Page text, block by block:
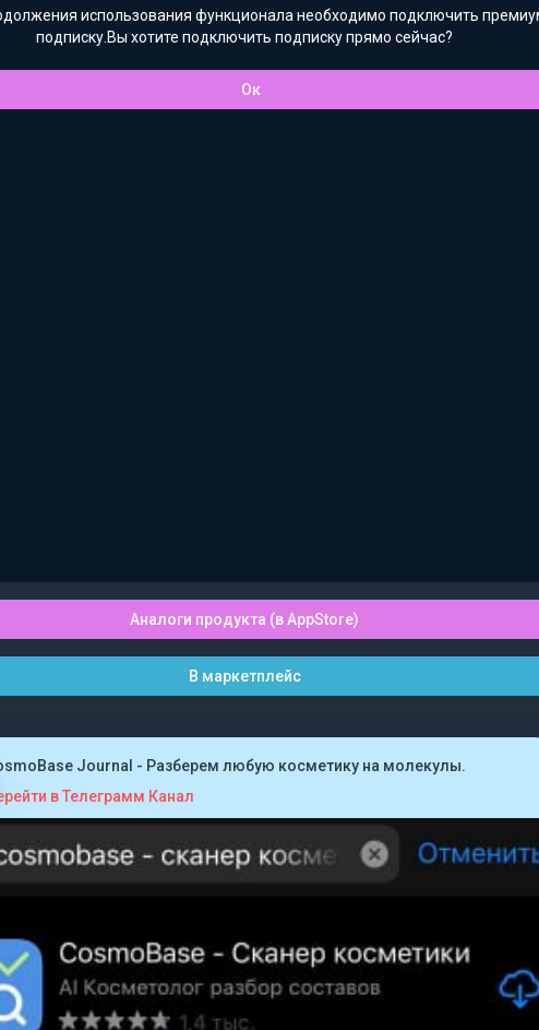
использования функционала необходимо подключить
подписку.Вы хотите подключить подписку прямо сейчас?
Ок
Аналоги продукта (в AppStore)
В маркетплейс
Journal - Разберем любую косметику на молекулы.
в Телеграмм Канал